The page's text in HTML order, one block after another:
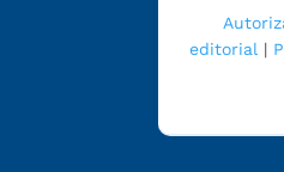
editorial |